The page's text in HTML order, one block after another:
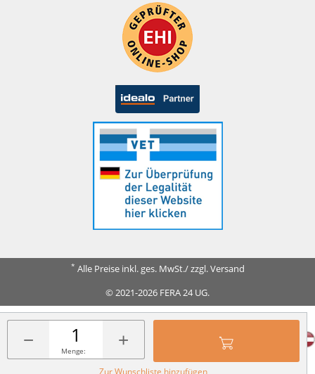
− +
Menge:
Zur Wunschliste hinzufügen
* Alle Preise inkl. ges. MwSt./ zzgl. Versand
© 2021-2026 FERA 24 UG.
FERA INTERNATIONAL: